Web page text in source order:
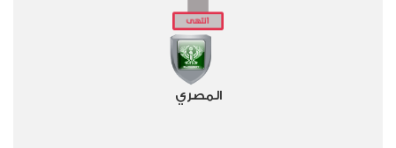
المصري